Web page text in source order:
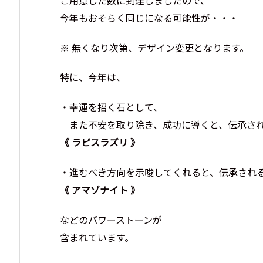
今年もおそらく同じになる可能性が・・・
※ 無くなり次第、デザイン変更となります。
特に、今年は、
・幸運を招く石として、
また不安を取り除き、成功に導くと、伝承さ
《 ラピスラズリ 》
・進むべき方向を示唆してくれると、伝承され
《 アマゾナイト 》
などのパワーストーンが
含まれています。